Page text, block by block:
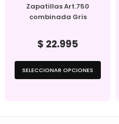
Zapatillas Art.750
combinada Gris
$ 22.995
SELECCIONAR OPCIONES